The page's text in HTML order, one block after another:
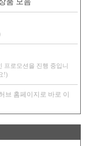
품 모음
프로모션을 진행 중입니
!)
브 홈페이지로 바로 이